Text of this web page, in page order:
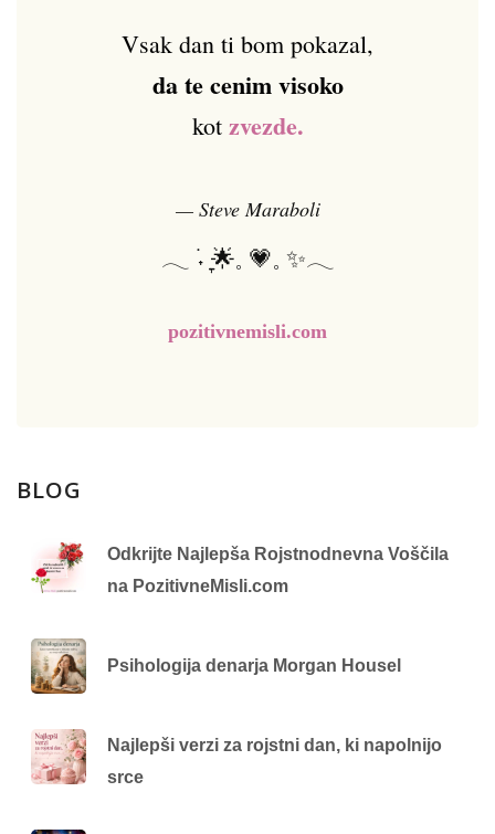
Vsak dan ti bom pokazal,
da te cenim visoko
kot zvezde.
— Steve Maraboli
𓂃 ࣪˖ ִֶָ🌟𓈒 💗𓈒 ✨𓂃
pozitivnemisli.com
BLOG
Odkrijte Najlepša Rojstnodnevna Voščila
na PozitivneMisli.com
Psihologija denarja Morgan Housel
Najlepši verzi za rojstni dan, ki napolnijo
srce